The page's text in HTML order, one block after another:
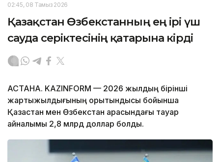
02:45, 08 Тамыз 2026
Қазақстан Өзбекстанның ең ірі үш
сауда серіктесінің қатарына кірді
АСТАНА. KAZINFORM — 2026 жылдың бірінші
жартыжылдығының қорытындысы бойынша
Қазақстан мен Өзбекстан арасындағы тауар
айналымы 2,8 млрд доллар болды.